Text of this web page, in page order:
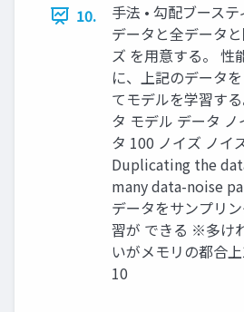
10.
⼿法 • 勾配ブース
データと全データ
ズ を⽤意する。 性
に、上記のデータ
てモデルを学習す
タ モデル データ
タ 100 ノイズ ノイ
Duplicating the
many data-noise
データをサンプリ
習が できる ※多け
いがメモリの都合
10